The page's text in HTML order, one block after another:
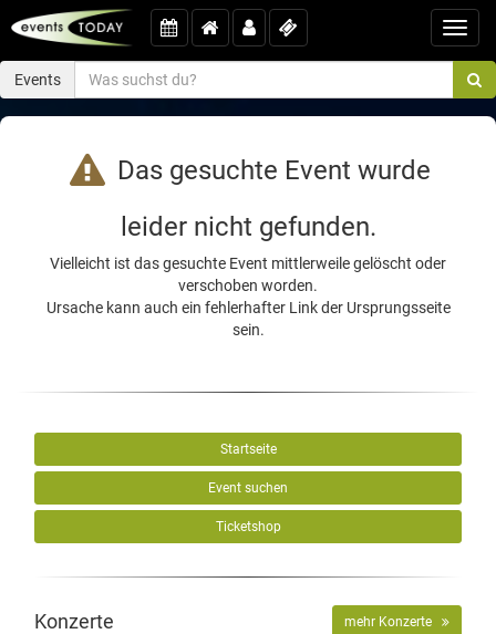
Events
Das gesuchte Event wurde
leider nicht gefunden.
Vielleicht ist das gesuchte Event mittlerweile gelöscht oder
verschoben worden.
Ursache kann auch ein fehlerhafter Link der Ursprungsseite
sein.
Startseite
Event suchen
Ticketshop
Konzerte mehr Konzerte